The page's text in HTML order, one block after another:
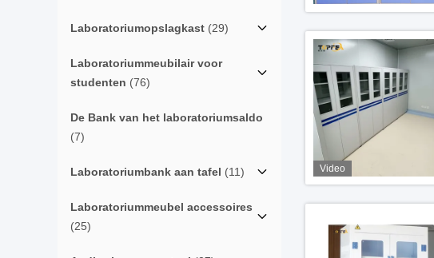
Laboratoriumopslagkast (29)
Laboratoriummeubilair voor
studenten (76)
De Bank van het laboratoriumsaldo
(7)
Laboratoriumbank aan tafel (11)
Laboratoriummeubel accessoires
(25)
Video